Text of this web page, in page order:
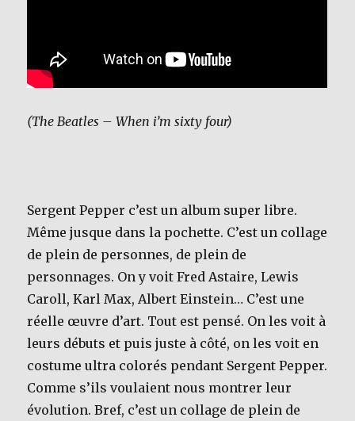
(The Beatles – When i’m sixty four)
Sergent Pepper c’est un album super libre.
Même jusque dans la pochette. C’est un collage
de plein de personnes, de plein de
personnages. On y voit Fred Astaire, Lewis
Caroll, Karl Max, Albert Einstein… C’est une
réelle œuvre d’art. Tout est pensé. On les voit à
leurs débuts et puis juste à côté, on les voit en
costume ultra colorés pendant Sergent Pepper.
Comme s’ils voulaient nous montrer leur
évolution. Bref, c’est un collage de plein de